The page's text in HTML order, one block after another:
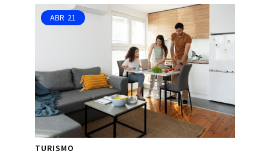
ABR 21
TURISMO